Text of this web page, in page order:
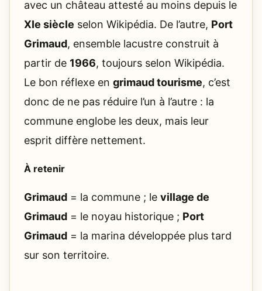
avec un château attesté au moins depuis le
XIe siècle selon Wikipédia. De l’autre, Port
Grimaud, ensemble lacustre construit à
partir de 1966, toujours selon Wikipédia.
Le bon réflexe en grimaud tourisme, c’est
donc de ne pas réduire l’un à l’autre : la
commune englobe les deux, mais leur
esprit diffère nettement.
À retenir
Grimaud = la commune ; le village de
Grimaud = le noyau historique ; Port
Grimaud = la marina développée plus tard
sur son territoire.